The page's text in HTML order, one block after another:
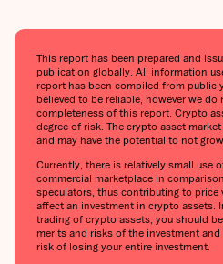
This report has been prepared and
publication globally. All information
report has been compiled from
believed to be reliable, however we do
completeness of this report. Crypto
degree of risk. The crypto asset
and may have the potential to not grow
Currently, there is relatively small use
commercial marketplace in
speculators, thus contributing to price
affect an investment in crypto assets.
trading of crypto assets, you should
merits and risks of the investment
risk of losing your entire investment.